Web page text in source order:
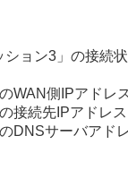
ション3」の接続
WAN側IPアドレ
接続先IPアドレ
DNSサーバアド